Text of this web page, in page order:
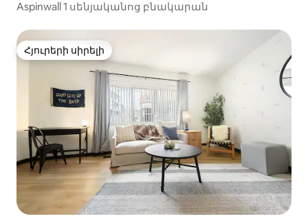
Aspinwall 1 սենյականոց բնակարան
Հյուրերի սիրելի
Հյուրերի սիրելի